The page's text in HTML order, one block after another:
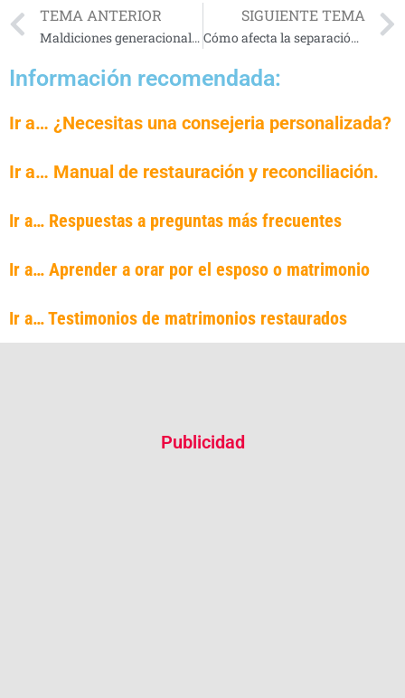
TEMA ANTERIOR
Maldiciones generacionales en el Matrimonio – Serie Maldiciones
SIGUIENTE TEMA
Cómo afecta la separación de los padres a los hijos – Serie
Información recomendada:
Ir a… ¿Necesitas una consejeria personalizada?
Ir a… Manual de restauración y reconciliación.
Ir a… Respuestas a preguntas más frecuentes
Ir a… Aprender a orar por el esposo o matrimonio
Ir a… Testimonios de matrimonios restaurados
Publicidad